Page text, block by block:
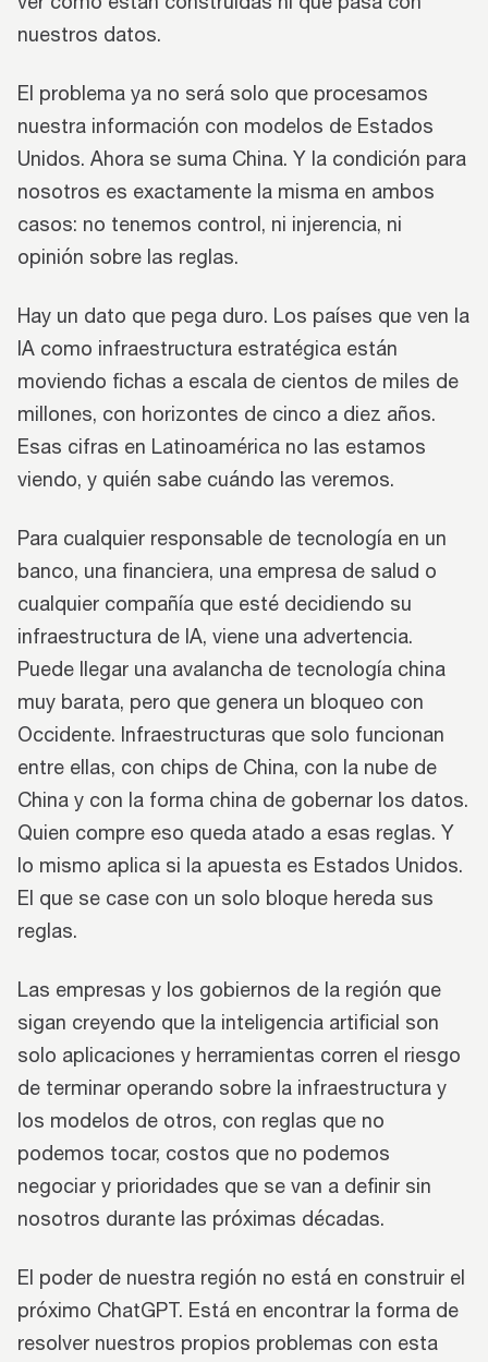
nuestros datos.
El problema ya no será solo que procesamos
nuestra información con modelos de Estados
Unidos. Ahora se suma China. Y la condición para
nosotros es exactamente la misma en ambos
casos: no tenemos control, ni injerencia, ni
opinión sobre las reglas.
Hay un dato que pega duro. Los países que ven la
IA como infraestructura estratégica están
moviendo fichas a escala de cientos de miles de
millones, con horizontes de cinco a diez años.
Esas cifras en Latinoamérica no las estamos
viendo, y quién sabe cuándo las veremos.
Para cualquier responsable de tecnología en un
banco, una financiera, una empresa de salud o
cualquier compañía que esté decidiendo su
infraestructura de IA, viene una advertencia.
Puede llegar una avalancha de tecnología china
muy barata, pero que genera un bloqueo con
Occidente. Infraestructuras que solo funcionan
entre ellas, con chips de China, con la nube de
China y con la forma china de gobernar los datos.
Quien compre eso queda atado a esas reglas. Y
lo mismo aplica si la apuesta es Estados Unidos.
El que se case con un solo bloque hereda sus
reglas.
Las empresas y los gobiernos de la región que
sigan creyendo que la inteligencia artificial son
solo aplicaciones y herramientas corren el riesgo
de terminar operando sobre la infraestructura y
los modelos de otros, con reglas que no
podemos tocar, costos que no podemos
negociar y prioridades que se van a definir sin
nosotros durante las próximas décadas.
El poder de nuestra región no está en construir el
próximo ChatGPT. Está en encontrar la forma de
resolver nuestros propios problemas con esta